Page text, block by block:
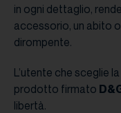
in ogni dettaglio,
accessorio, un abito
dirompente.
L’utente che sceglie
prodotto firmato
libertà.